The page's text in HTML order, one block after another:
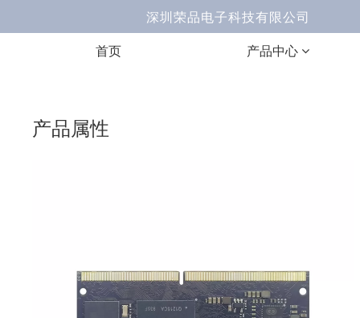
首页 产品中心
深圳荣品电子科技有限
产品属性